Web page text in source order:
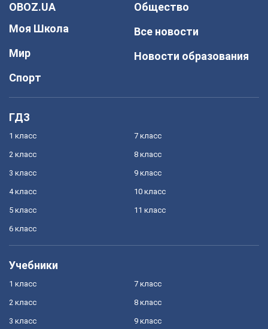
OBOZ.UA
Моя Школа
Мир
Спорт
Общество
Все новости
Новости образования
ГДЗ
1 класс
2 класс
3 класс
4 класс
5 класс
6 класс
7 класс
8 класс
9 класс
10 класс
11 класс
Учебники
1 класс
2 класс
3 класс
7 класс
8 класс
9 класс